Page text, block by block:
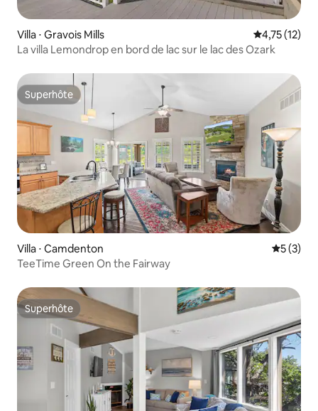
Villa ⋅ Gravois Mills Évaluation
4,75 (12)
La villa Lemondrop en bord de lac sur le lac des Ozark
Superhôte
Superhôte
Villa ⋅ Camdenton
5 (3)
TeeTime Green On the Fairway
Superhôte
Superhôte